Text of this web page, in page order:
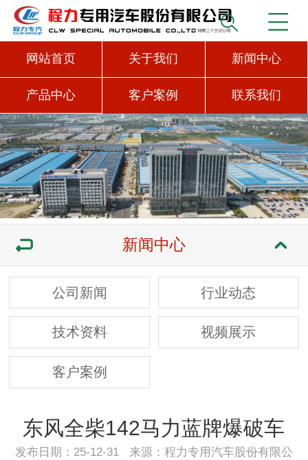
网站首页 关于我们 新闻中心
产品中心 客户案例 联系我们
新闻中心
公司新闻 行业动态
技术资料 视频展示
客户案例
东风全柴142马力蓝牌爆破车
发布日期：25-12-31 来源：程力专用汽车股份有限公